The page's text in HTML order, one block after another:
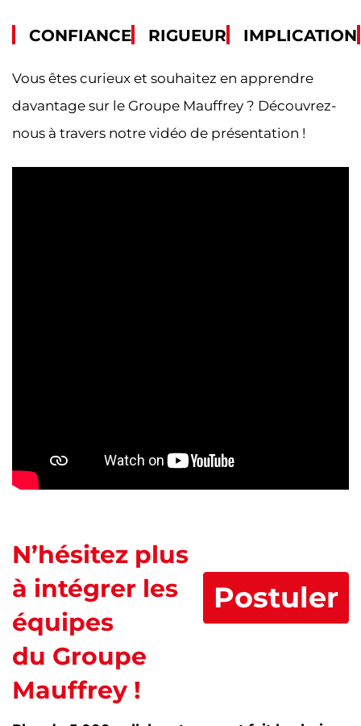
CONFIANCE RIGUEUR IMPLICATION
Vous êtes curieux et souhaitez en apprendre
davantage sur le Groupe Mauffrey ? Découvrez-
nous à travers notre vidéo de présentation !
N’hésitez plus
à intégrer les
équipes
du Groupe
Mauffrey !
Postuler